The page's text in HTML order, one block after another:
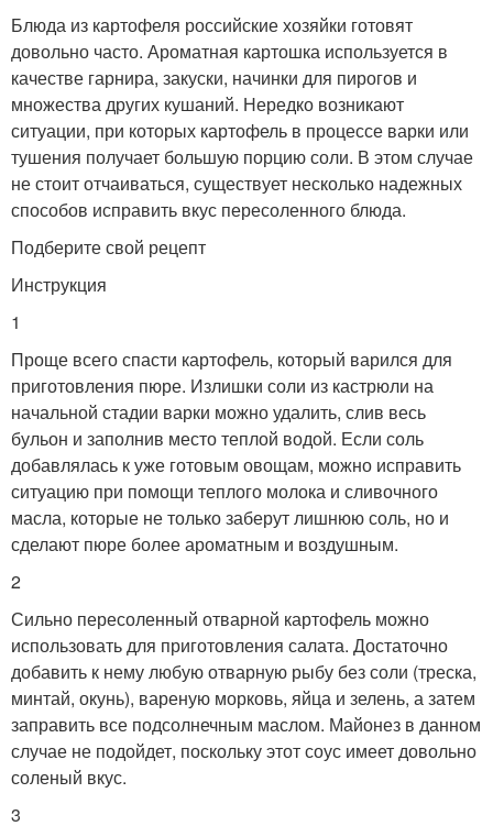
Блюда из картофеля российские хозяйки готовят
довольно часто. Ароматная картошка используется в
качестве гарнира, закуски, начинки для пирогов и
множества других кушаний. Нередко возникают
ситуации, при которых картофель в процессе варки или
тушения получает большую порцию соли. В этом случае
не стоит отчаиваться, существует несколько надежных
способов исправить вкус пересоленного блюда.
Подберите свой рецепт
Инструкция
1
Проще всего спасти картофель, который варился для
приготовления пюре. Излишки соли из кастрюли на
начальной стадии варки можно удалить, слив весь
бульон и заполнив место теплой водой. Если соль
добавлялась к уже готовым овощам, можно исправить
ситуацию при помощи теплого молока и сливочного
масла, которые не только заберут лишнюю соль, но и
сделают пюре более ароматным и воздушным.
2
Сильно пересоленный отварной картофель можно
использовать для приготовления салата. Достаточно
добавить к нему любую отварную рыбу без соли (треска,
минтай, окунь), вареную морковь, яйца и зелень, а затем
заправить все подсолнечным маслом. Майонез в данном
случае не подойдет, поскольку этот соус имеет довольно
соленый вкус.
3